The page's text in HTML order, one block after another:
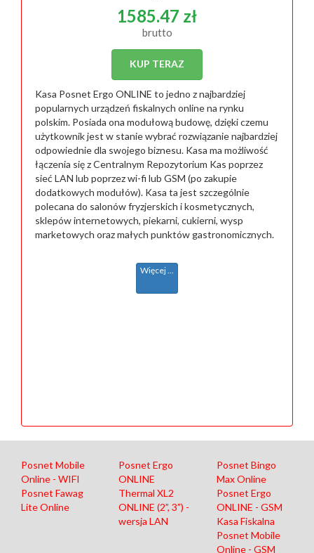
1585.47 zł
brutto
KUP TERAZ
Kasa Posnet Ergo ONLINE to jedno z najbardziej
popularnych urządzeń fiskalnych online na rynku
polskim. Posiada ona modułową budowę, dzięki czemu
użytkownik jest w stanie wybrać rozwiązanie najbardziej
odpowiednie dla swojego biznesu. Kasa ma możliwość
łączenia się z Centralnym Repozytorium Kas poprzez
sieć LAN lub poprzez wi-fi lub GSM (po zakupie
dodatkowych modułów). Kasa ta jest szczególnie
polecana do salonów fryzjerskich i kosmetycznych,
sklepów internetowych, piekarni, cukierni, wysp
marketowych oraz małych punktów gastronomicznych.
Więcej ...
Posnet Mobile
Online - WIFI
Posnet Ergo
ONLINE
Posnet Bingo
Max Online
Posnet Fawag
Lite Online
Thermal XL2
ONLINE (2”, 3”) -
wersja LAN
Posnet Ergo
ONLINE - GSM
Kasa Fiskalna
Posnet Mobile
Online - GSM